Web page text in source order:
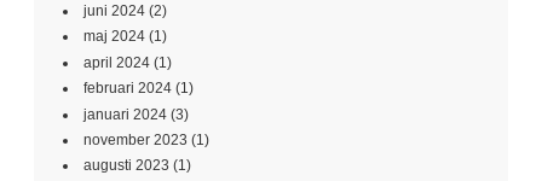
juni 2024 (2)
maj 2024 (1)
april 2024 (1)
februari 2024 (1)
januari 2024 (3)
november 2023 (1)
augusti 2023 (1)